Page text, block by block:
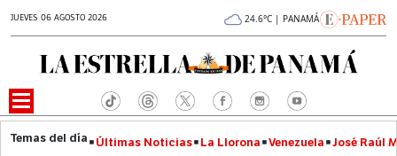
JUEVES 06 AGOSTO 2026 24.6°C | PANAMÁ
Últimas Noticias La Llorona Venezuela José Raúl